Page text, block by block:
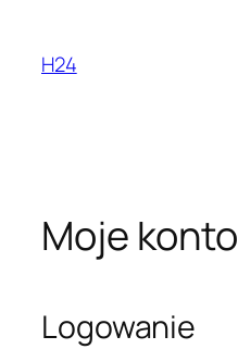
treściH24
Moje konto
Logowanie